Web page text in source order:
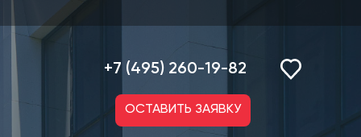
+7 (495) 260-19-82
ОСТАВИТЬ ЗАЯВКУ